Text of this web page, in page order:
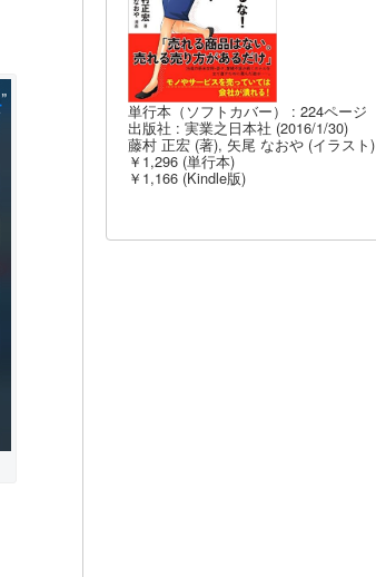
単行本（ソフトカバー） : 224ページ
出版社 : 実業之日本社 (2016/1/30)
藤村 正宏 (著), 矢尾 なおや (イラスト)
￥1,296 (単行本)
￥1,166 (Kindle版)